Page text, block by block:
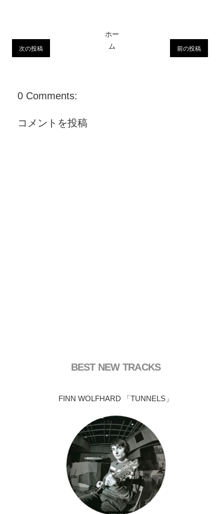
次の投稿 前の投稿
ホー
ム
0 Comments:
コメントを投稿
BEST NEW TRACKS
FINN WOLFHARD 「TUNNELS」